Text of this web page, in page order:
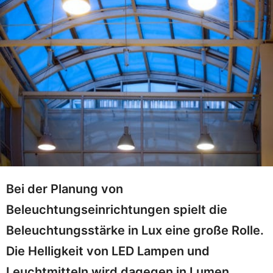
Bei der Planung von
Beleuchtungseinrichtungen spielt die
Beleuchtungsstärke in Lux eine große Rolle.
Die Helligkeit von LED Lampen und